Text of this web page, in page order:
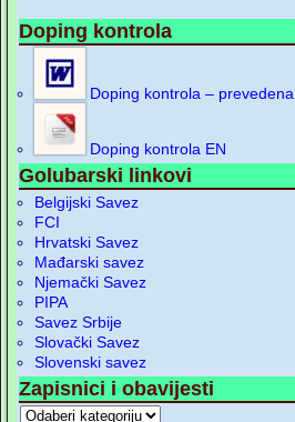
Doping kontrola
Doping kontrola – prevedena
Doping kontrola EN
Golubarski linkovi
Belgijski Savez
FCI
Hrvatski Savez
Mađarski savez
Njemački Savez
PIPA
Savez Srbije
Slovački Savez
Slovenski savez
Zapisnici i obavijesti